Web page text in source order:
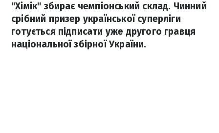
"Хімік" збирає чемпіонський склад. Чинний
срібний призер української суперліги
готується підписати уже другого гравця
національної збірної України.